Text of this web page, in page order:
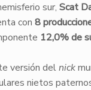
sur, Scat
con 8
12,0% de
versión delnick
nietos